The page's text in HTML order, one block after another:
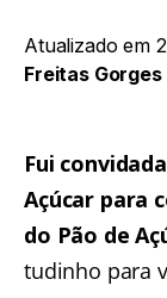
Atualizado em
Freitas Gorges
Fui
Açúcar para
do Pão de
tudinho para